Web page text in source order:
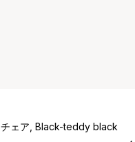
ェア, Black-teddy black